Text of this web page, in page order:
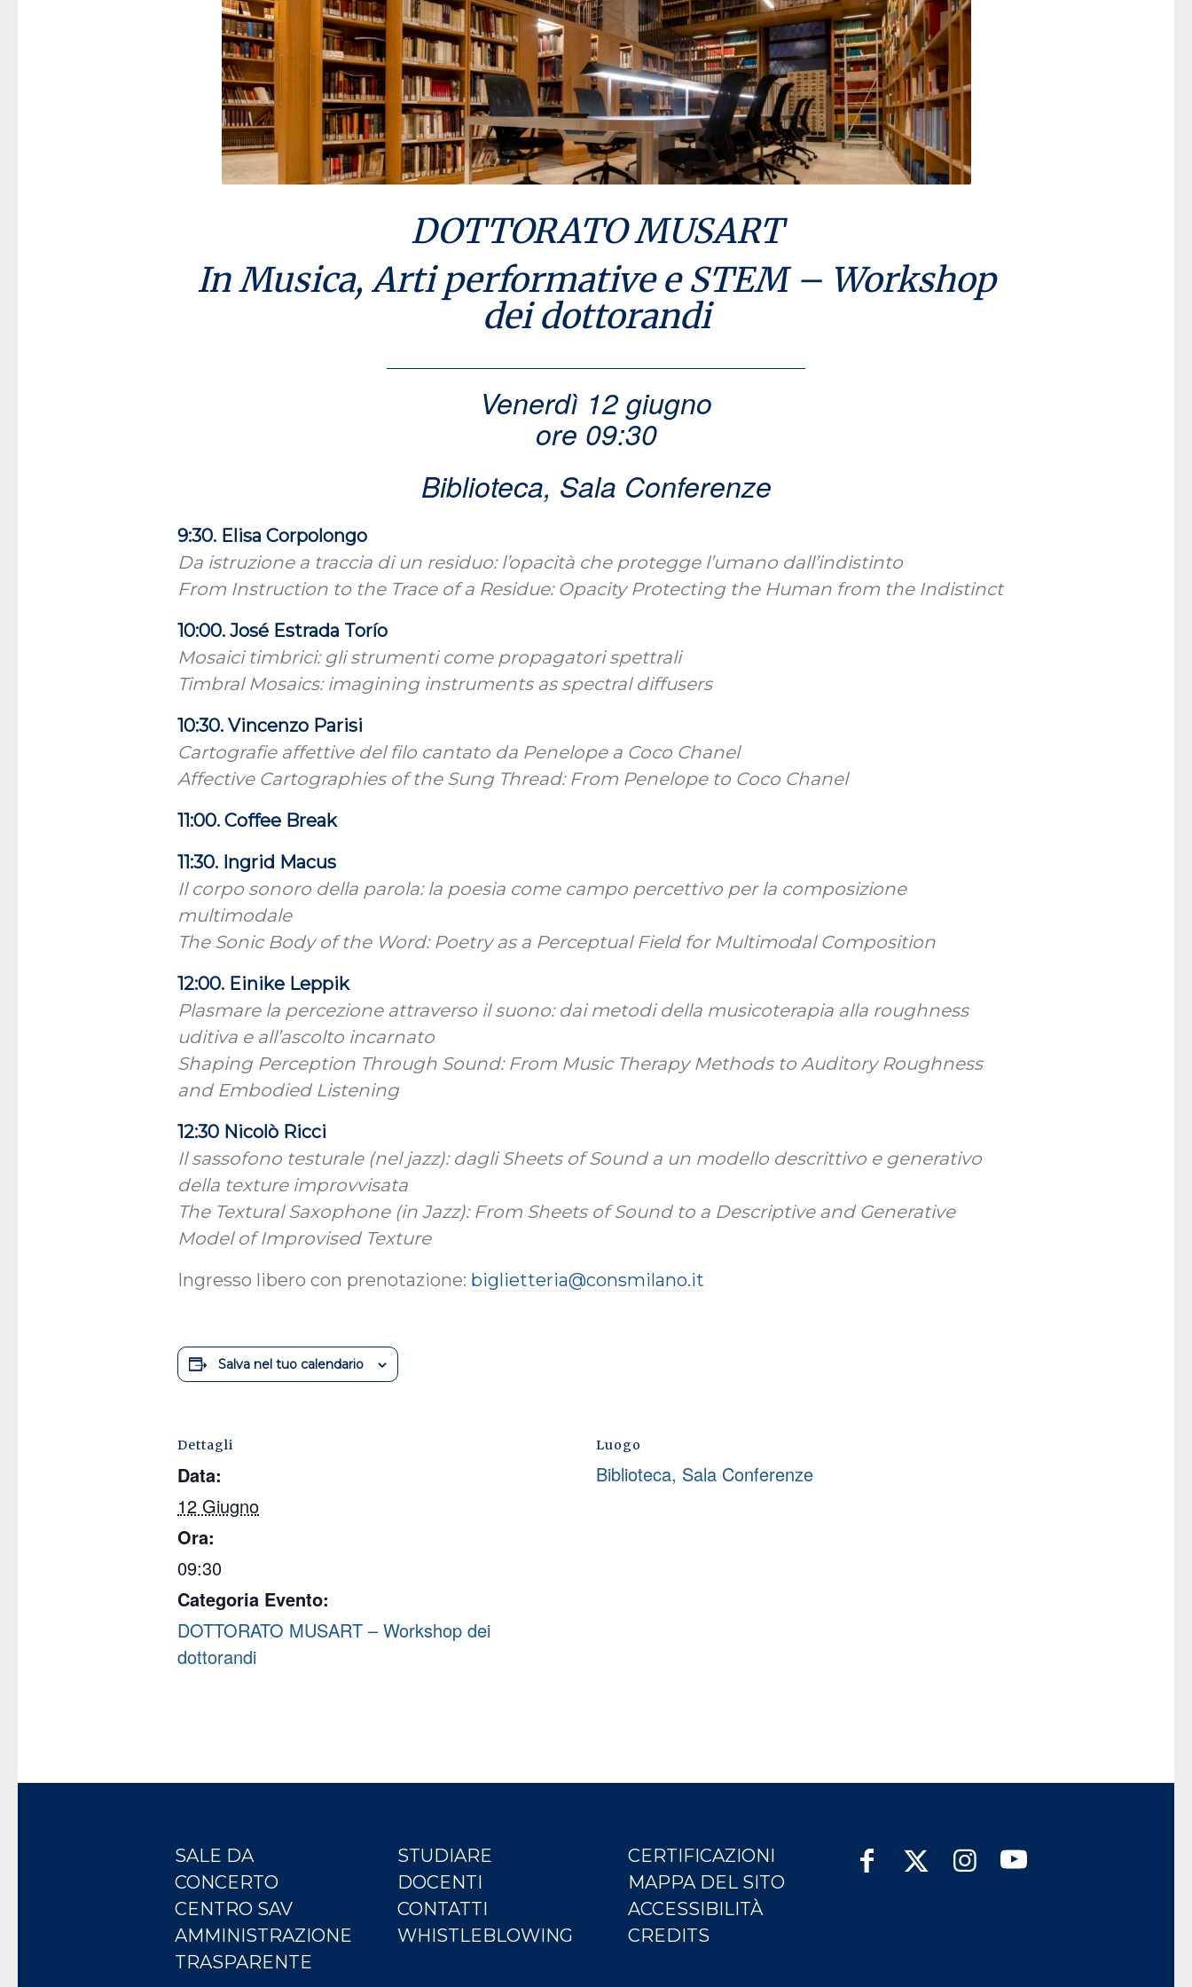
DOTTORATO MUSART
In Musica, Arti performative e STEM – Workshop
dei dottorandi
Venerdì 12 giugno
ore 09:30
Biblioteca, Sala Conferenze
9:30. Elisa Corpolongo
Da istruzione a traccia di un residuo: l’opacità che protegge l’umano dall’indistinto
From Instruction to the Trace of a Residue: Opacity Protecting the Human from the Indistinct
10:00. José Estrada Torío
Mosaici timbrici: gli strumenti come propagatori spettrali
Timbral Mosaics: imagining instruments as spectral diffusers
10:30. Vincenzo Parisi
Cartografie affettive del filo cantato da Penelope a Coco Chanel
Affective Cartographies of the Sung Thread: From Penelope to Coco Chanel
11:00. Coffee Break
11:30. Ingrid Macus
Il corpo sonoro della parola: la poesia come campo percettivo per la composizione
multimodale
The Sonic Body of the Word: Poetry as a Perceptual Field for Multimodal Composition
12:00. Einike Leppik
Plasmare la percezione attraverso il suono: dai metodi della musicoterapia alla roughness
uditiva e all’ascolto incarnato
Shaping Perception Through Sound: From Music Therapy Methods to Auditory Roughness
and Embodied Listening
12:30 Nicolò Ricci
Il sassofono testurale (nel jazz): dagli Sheets of Sound a un modello descrittivo e generativo
della texture improvvisata
The Textural Saxophone (in Jazz): From Sheets of Sound to a Descriptive and Generative
Model of Improvised Texture
Ingresso libero con prenotazione: biglietteria@consmilano.it
Salva nel tuo calendario
Dettagli
Data:
12 Giugno
Ora:
09:30
Categoria Evento:
DOTTORATO MUSART – Workshop dei
dottorandi
Luogo
Biblioteca, Sala Conferenze
SALE DA
CONCERTO
CENTRO SAV
AMMINISTRAZIONE
TRASPARENTE
STUDIARE
DOCENTI
CONTATTI
WHISTLEBLOWING
CERTIFICAZIONI
MAPPA DEL SITO
ACCESSIBILITÀ
CREDITS